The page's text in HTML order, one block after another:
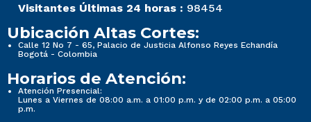
Visitantes Últimas 24 horas : 98454
Ubicación Altas Cortes:
Calle 12 No 7 - 65, Palacio de Justicia Alfonso Reyes Echandía
Bogotá - Colombia
Horarios de Atención:
Atención Presencial:
Lunes a Viernes de 08:00 a.m. a 01:00 p.m. y de 02:00 p.m. a 05:00
p.m.